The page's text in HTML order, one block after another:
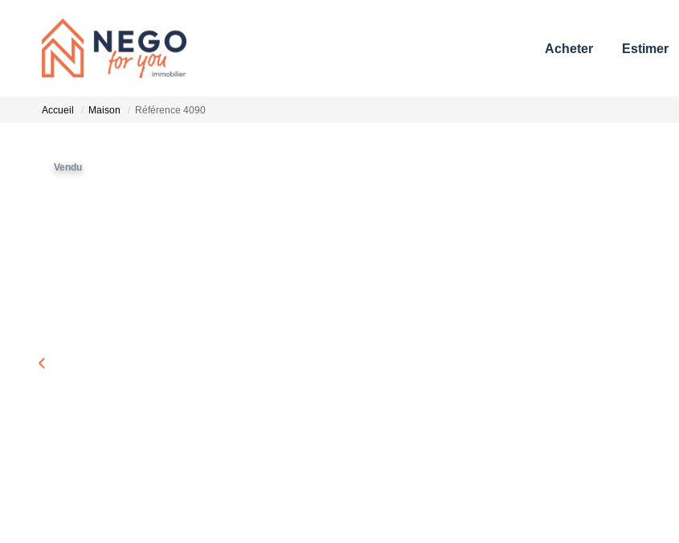
Acheter Estimer
Accueil Maison Référence 4090
Vendu